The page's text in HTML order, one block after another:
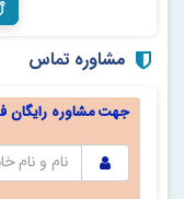
مشاوره تماس